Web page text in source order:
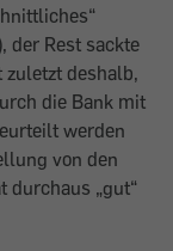
der Rest sackte
zuletzt deshalb,
die Bank mit
werden
von den
durchaus „gut“